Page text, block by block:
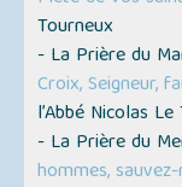
Tourneux
- La Prière du
Croix, Seigneur,
l’Abbé Nicolas
- La Prière du
hommes,